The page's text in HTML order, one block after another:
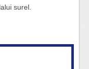
surel.